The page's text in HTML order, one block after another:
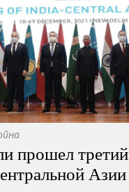
прошел третий
Азии